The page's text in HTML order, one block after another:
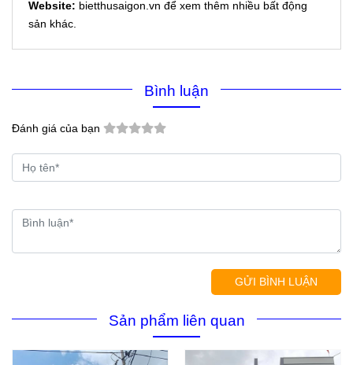
Website: bietthusaigon.vn để xem thêm nhiều bất động
sản khác.
Bình luận
Đánh giá của bạn
GỬI BÌNH LUẬN
Sản phẩm liên quan